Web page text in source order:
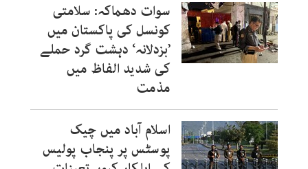
سوات دھماکہ: سلامتی
کونسل کی پاکستان میں
’بزدلانہ‘ دہشت گرد حملے
کی شدید الفاظ میں
مذمت
اسلام آباد میں چیک
پوسٹس پر پنجاب پولیس